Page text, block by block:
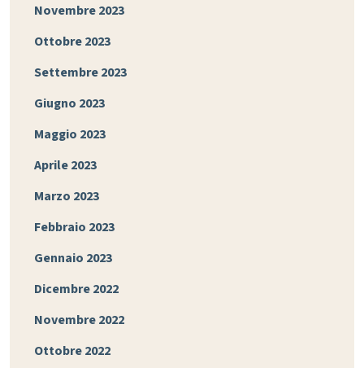
Novembre 2023
Ottobre 2023
Settembre 2023
Giugno 2023
Maggio 2023
Aprile 2023
Marzo 2023
Febbraio 2023
Gennaio 2023
Dicembre 2022
Novembre 2022
Ottobre 2022